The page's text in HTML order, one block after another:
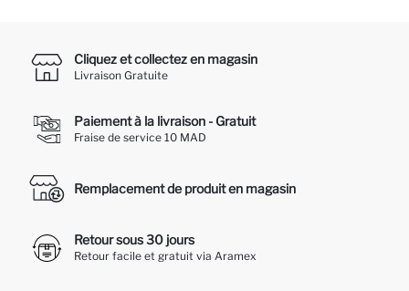
Cliquez et collectez en magasin
Livraison Gratuite
Paiement à la livraison - Gratuit
Fraise de service 10 MAD
Remplacement de produit en magasin
Retour sous 30 jours
Retour facile et gratuit via Aramex